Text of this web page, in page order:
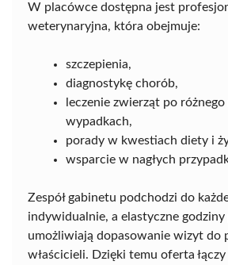
W placówce dostępna jest
weterynaryjna, która obejmuje:
szczepienia,
diagnostykę chorób,
leczenie zwierząt po
wypadkach,
porady w kwestiach diety i
wsparcie w nagłych
Zespół gabinetu podchodzi do
indywidualnie, a elastyczne godziny
umożliwiają dopasowanie wizyt do
właścicieli. Dzięki temu oferta